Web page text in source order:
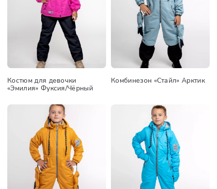
Костюм для девочки
«Эмилия» Фуксия/Чёрный
Комбинезон «Стайл» Арктик